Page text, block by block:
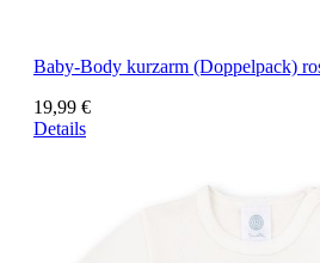
Baby-Body kurzarm (Doppelpack)
19,99 €
Details